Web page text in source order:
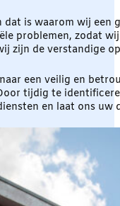
dat is waarom wij
problemen, zodat
zijn de verstandige
een veilig en
tijdig te
en laat ons uw